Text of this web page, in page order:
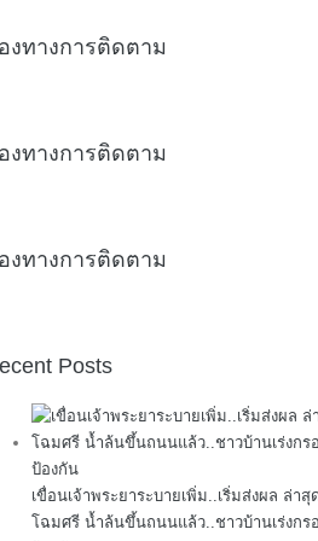
งทางการติดตาม
งทางการติดตาม
งทางการติดตาม
Posts
เขื่อนเจ้าพระยาระบายเพิ่ม..เริ่มส่งผล ล่าสุ
โฉมศรี น้ำล้นขึ้นถนนแล้ว..ชาวบ้านเร่งกร